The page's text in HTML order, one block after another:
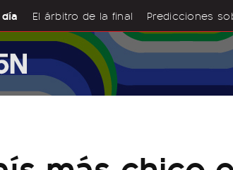
El árbitro de la final Predicciones